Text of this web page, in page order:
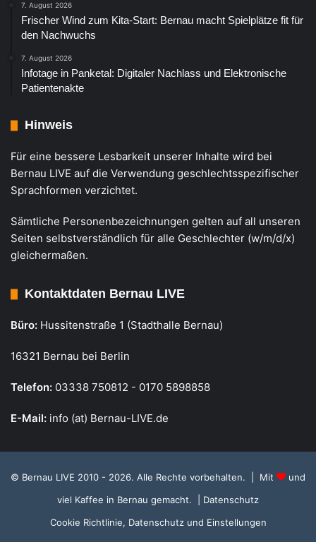
7. August 2026
Frischer Wind zum Kita-Start: Bernau macht Spielplätze fit für
den Nachwuchs
7. August 2026
Infotage in Panketal: Digitaler Nachlass und Elektronische
Patientenakte
Hinweis
Für eine bessere Lesbarkeit unserer Inhalte wird bei
Bernau LIVE auf die Verwendung geschlechtsspezifischer
Sprachformen verzichtet.
Sämtliche Personenbezeichnungen gelten auf all unseren
Seiten selbstverständlich für alle Geschlechter (w/m/d/x)
gleichermaßen.
Kontaktdaten Bernau LIVE
Büro: Hussitenstraße 1 (Stadthalle Bernau)
16321 Bernau bei Berlin
Telefon: 03338 750812 - 0170 5898858
E-Mail: info (at) Bernau-LIVE.de
© Bernau LIVE 2010 - 2026. Alle Rechte vorbehalten. | Mit
und
viel Kaffee in Bernau gemacht.
| Datenschutz
Cookie Richtlinie, Datenschutz und Einstellungen